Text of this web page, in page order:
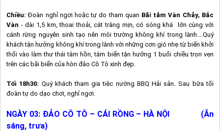
Chiều: Đoàn nghỉ ngơi hoặc tự do tham quan Bãi tắm Vàn Chảy, Bắc
Vàn - dài 1,5 km, thoai thoải, cát trắng mịn, có sóng khá lớn cùng với
cánh rừng nguyên sinh tạo nên môi trường không khí trong lành.…Quý
khách tận hưởng không khí trong lành với những cơn gió nhẹ từ biển khởi
thổi vào làm thư thái tâm hồn, tắm biển tận hưởng 1 buổi chiều trọn vẹn
trên các bãi biển của hòn đảoCô Tô xinh đẹp.
Tối 18h30: Quý khách tham gia tiệc nướng BBQ Hải sản.Sau bữa tối
đoàn tự do dạo chơi, nghỉ ngơi.
NGÀY 03: ĐẢO CÔ TÔ – CÁI RỒNG – HÀ NỘI (Ăn
sáng, trưa)